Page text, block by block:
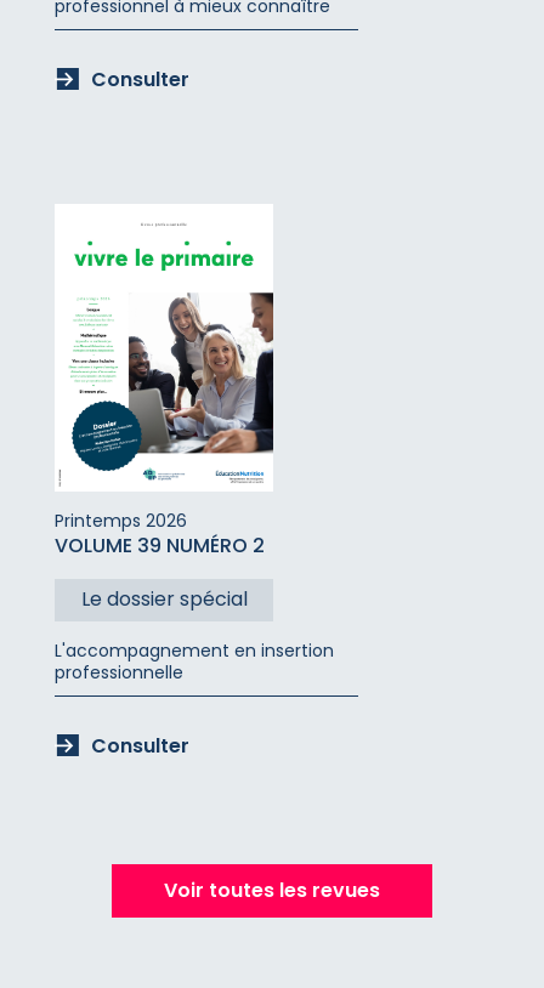
professionnel à mieux connaître
Consulter
Printemps 2026
VOLUME 39 NUMÉRO 2
Le dossier spécial
L'accompagnement en insertion
professionnelle
Consulter
Voir toutes les revues